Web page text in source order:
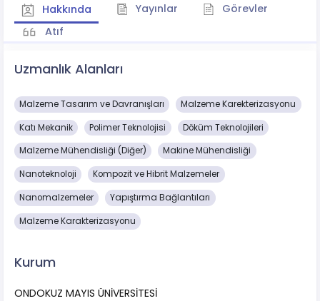
Hakkında Yayınlar
Görevler
Atıf
Uzmanlık Alanları
Malzeme Tasarım ve Davranışları Malzeme Karekterizasyonu
Katı Mekanik Polimer Teknolojisi Döküm Teknolojileri
Malzeme Mühendisliği (Diğer) Makine Mühendisliği
Nanoteknoloji Kompozit ve Hibrit Malzemeler
Nanomalzemeler Yapıştırma Bağlantıları
Malzeme Karakterizasyonu
Kurum
ONDOKUZ MAYIS ÜNİVERSİTESİ